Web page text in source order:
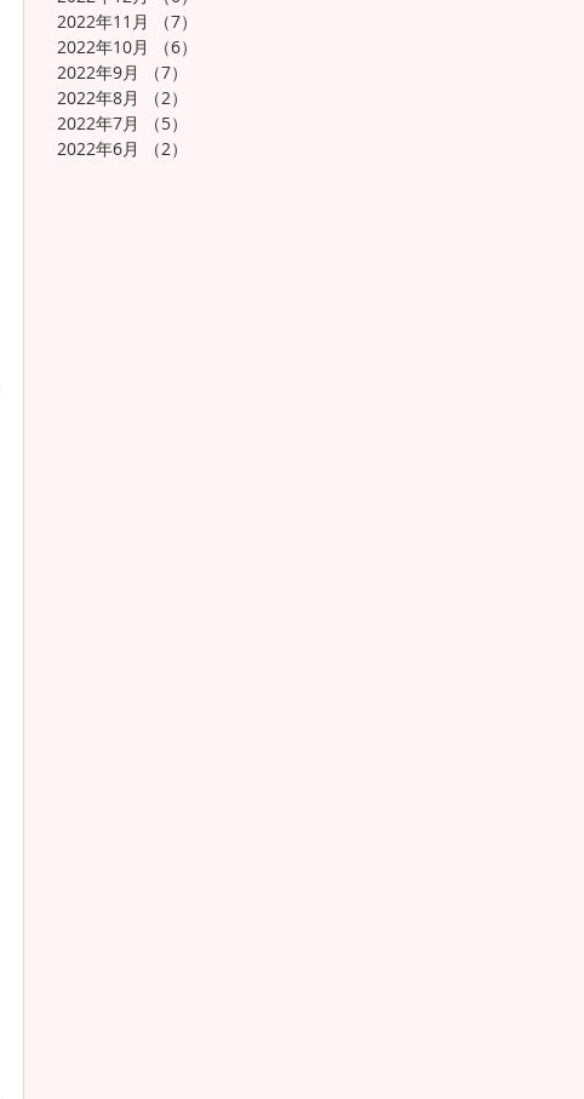
2022年11月
（7）
2022年10月
（6）
2022年9月
（7）
2022年8月
（2）
2022年7月
（5）
2022年6月
（2）